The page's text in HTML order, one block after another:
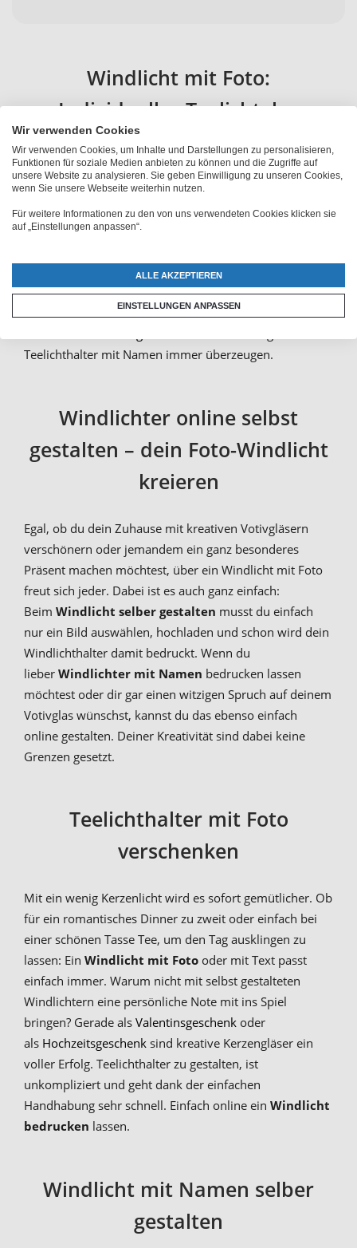
Windlicht mit Foto:
Individuelles Teelichtglas
bedrucken lassen
Normale Teelichtgläser sind dir zu langweilig und du
suchst etwas, was deine Kreativität ausdrückt? Probiere
doch einmal aus, Kerzengläser selbst zu gestalten.
Raum gut aus. Natürlich kannst du auch als Geschenk
ein Windlicht mit Namen oder mit Foto bedrucken
lassen. Aber auch als
Teelichthalter mit Namen immer überzeugen.
Windlichter online selbst
gestalten – dein Foto-Windlicht
kreieren
Egal, ob du dein Zuhause mit kreativen Votivgläsern
verschönern oder jemandem ein ganz besonderes
Präsent machen möchtest, über ein Windlicht mit Foto
freut sich jeder. Dabei ist es auch ganz einfach:
Beim Windlicht selber gestalten musst du einfach
nur ein Bild auswählen, hochladen und schon wird dein
Windlichthalter damit bedruckt. Wenn du
lieber Windlichter mit Namen bedrucken lassen
möchtest oder dir gar einen witzigen Spruch auf deinem
Votivglas wünschst, kannst du das ebenso einfach
online gestalten. Deiner Kreativität sind dabei keine
Grenzen gesetzt.
Teelichthalter mit Foto
verschenken
Mit ein wenig Kerzenlicht wird es sofort gemütlicher. Ob
für ein romantisches Dinner zu zweit oder einfach bei
einer schönen Tasse Tee, um den Tag ausklingen zu
lassen: Ein Windlicht mit Foto oder mit Text passt
einfach immer. Warum nicht mit selbst gestalteten
Windlichtern eine persönliche Note mit ins Spiel
bringen? Gerade als Valentinsgeschenk oder
als Hochzeitsgeschenk sind kreative Kerzengläser ein
voller Erfolg. Teelichthalter zu gestalten, ist
unkompliziert und geht dank der einfachen
Handhabung sehr schnell. Einfach online ein Windlicht
bedrucken lassen.
Windlicht mit Namen selber
gestalten
Wir verwenden Cookies
Wir verwenden Cookies, um Inhalte und Darstellungen zu personalisieren,
Funktionen für soziale Medien anbieten zu können und die Zugriffe auf
unsere Website zu analysieren. Sie geben Einwilligung zu unseren Cookies,
wenn Sie unsere Webseite weiterhin nutzen.
Für weitere Informationen zu den von uns verwendeten Cookies klicken sie
auf „Einstellungen anpassen“.
ALLE AKZEPTIEREN
EINSTELLUNGEN ANPASSEN